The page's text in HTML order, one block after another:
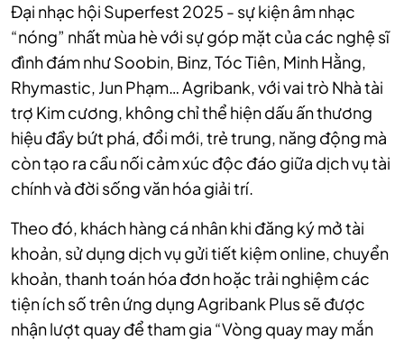
Đại nhạc hội Superfest 2025 - sự kiện âm nhạc
“nóng” nhất mùa hè với sự góp mặt của các nghệ sĩ
đình đám như Soobin, Binz, Tóc Tiên, Minh Hằng,
Rhymastic, Jun Phạm… Agribank, với vai trò Nhà tài
trợ Kim cương, không chỉ thể hiện dấu ấn thương
hiệu đầy bứt phá, đổi mới, trẻ trung, năng động mà
còn tạo ra cầu nối cảm xúc độc đáo giữa dịch vụ tài
chính và đời sống văn hóa giải trí.
Theo đó, khách hàng cá nhân khi đăng ký mở tài
khoản, sử dụng dịch vụ gửi tiết kiệm online, chuyển
khoản, thanh toán hóa đơn hoặc trải nghiệm các
tiện ích số trên ứng dụng Agribank Plus sẽ được
nhận lượt quay để tham gia “Vòng quay may mắn